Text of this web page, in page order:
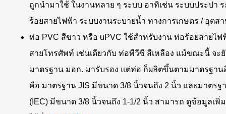
ถูกนำมาใช้ ในงานหลาย ๆ ระบบ อาทิเช่น ระบบประปา
ร้อยสายไฟฟ้า ระบบงานระบายน้ำ ทางการเกษตร / อุตส
ท่อ PVC สีขาว หรือ uPVC ใช้สำหรับงาน ท่อร้อยสายไฟ
สายโทรศัพท์ เช่นเดียวกับ ท่อพีวีซี สีเหลือง แม้ขณะนี้ จะ
มาตรฐาน มอก. มารับรอง แต่ท่อ ก็ผลิตขึ้นตามมาตรฐาน
คือ มาตรฐาน JIS มีขนาด 3/8 นิ้วจนถึง 2 นิ้ว และมาตรฐ
(IEC) มีขนาด 3/8 นิ้วจนถึง 1-1/2 นิ้ว สามารถ ดูข้อมูลเพิ่